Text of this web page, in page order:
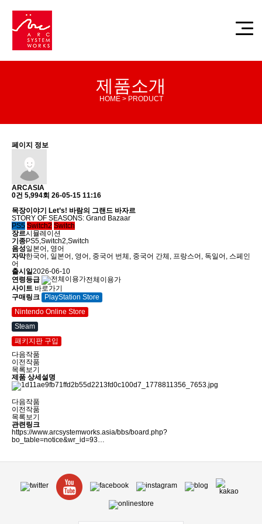
제품소개
HOME > PRODUCT
페이지 정보
ARCASIA
0건 5,994회 26-05-15 11:16
목장이야기 Let’s! 바람의 그랜드 바자르
STORY OF SEASONS: Grand Bazaar
PS5 Switch2 Switch
장르시뮬레이션
기종PS5,Switch2,Switch
음성일본어, 영어
자막한국어, 일본어, 영어, 중국어 번체, 중국어 간체, 프랑스어, 독일어, 스페인
어
출시일2026-06-10
연령등급
전체이용가
사이트 바로가기
구매링크
PlayStation Store
Nintendo Online Store
Steam
패키지판 구입
다음작품
이전작품
목록보기
제품 상세설명
다음작품
이전작품
목록보기
관련링크
https://www.arcsystemworks.asia/bbs/board.php?
bo_table=notice&wr_id=93…